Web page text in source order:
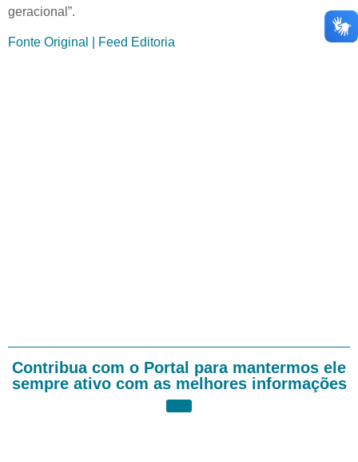
geracional”.
Fonte Original | Feed Editoria
Contribua com o Portal para mantermos ele
sempre ativo com as melhores informações